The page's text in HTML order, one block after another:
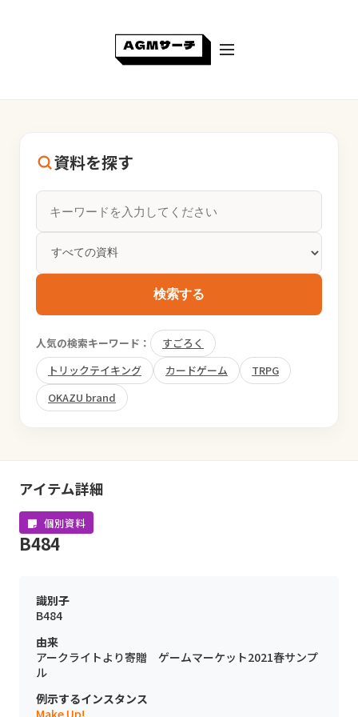
資料を探す
検索する
人気の検索キーワード：
すごろく
トリックテイキング
カードゲーム
TRPG
OKAZU brand
アイテム詳細
個別資料
B484
識別子
B484
由来
アークライトより寄贈 ゲームマーケット2021春サンプ
ル
例示するインスタンス
Make Up!